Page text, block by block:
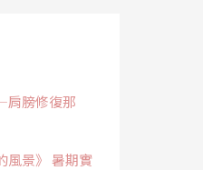
肩膀修復那
風景》 暑期實